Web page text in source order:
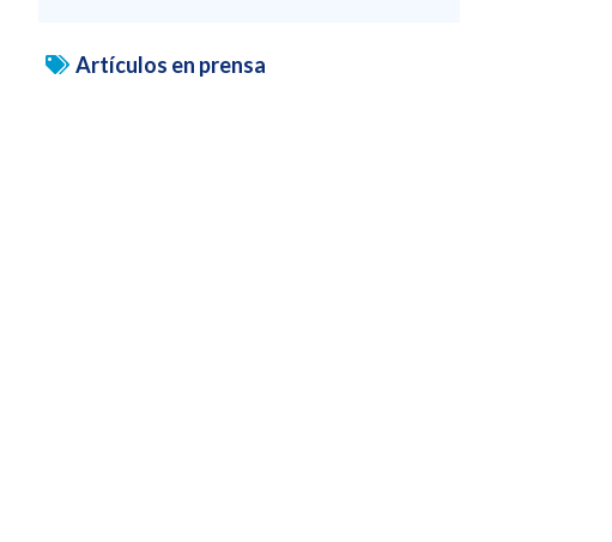
Artículos en prensa